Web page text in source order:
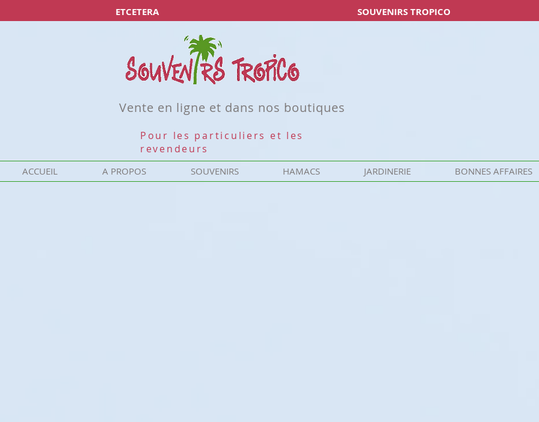
ETCETERA SOUVENIRS TROPICO
Vente en ligne et dans nos boutiques
Pour les particuliers et les
revendeurs
ACCUEIL A PROPOS SOUVENIRS HAMACS JARDINERIE BONNES AFFAIRES